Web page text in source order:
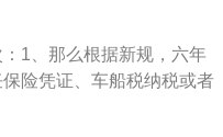
第三排同样设置了杯架；
，承载式车身结构采用高
碰撞自动解锁等配置。动
矩200牛·米，传动系统匹
1、那么根据新规，六年
险凭证、车船税纳税或者
向公安交管部门申请领